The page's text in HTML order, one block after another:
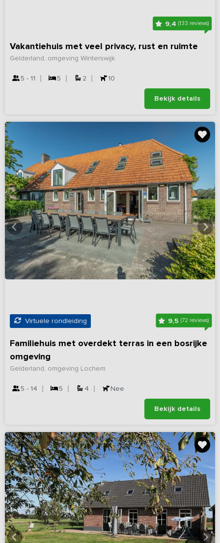
9,4 (133 reviews)
Vakantiehuis met veel privacy, rust en ruimte
Gelderland, omgeving Winterswijk
5 - 11 5 2 10
Bekijk details
Virtuele rondleiding 9,5(72 reviews)
Familiehuis met overdekt terras in een bosrijke
omgeving
Gelderland, omgeving Lochem
5 - 14 5 4 Nee
Bekijk details